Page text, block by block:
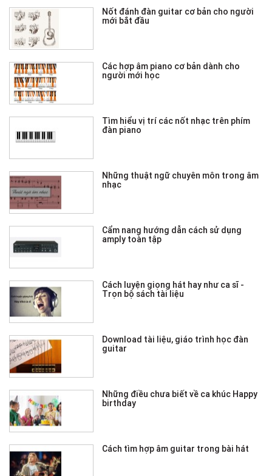
Nốt đánh đàn guitar cơ bản cho người
mới bắt đầu
Các hợp âm piano cơ bản dành cho
người mới học
Tìm hiểu vị trí các nốt nhạc trên phím
đàn piano
Những thuật ngữ chuyên môn trong âm
nhạc
Cẩm nang hướng dẫn cách sử dụng
amply toàn tập
Cách luyện giọng hát hay như ca sĩ -
Trọn bộ sách tài liệu
Download tài liệu, giáo trình học đàn
guitar
Những điều chưa biết về ca khúc Happy
birthday
Cách tìm hợp âm guitar trong bài hát